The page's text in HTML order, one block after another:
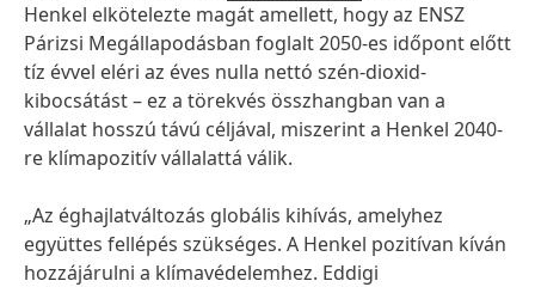
Henkel elkötelezte magát amellett, hogy az ENSZ
Párizsi Megállapodásban foglalt 2050-es időpont előtt
tíz évvel eléri az éves nulla nettó szén-dioxid-
kibocsátást – ez a törekvés összhangban van a
vállalat hosszú távú céljával, miszerint a Henkel 2040-
re klímapozitív vállalattá válik.
„Az éghajlatváltozás globális kihívás, amelyhez
együttes fellépés szükséges. A Henkel pozitívan kíván
hozzájárulni a klímavédelemhez. Eddigi